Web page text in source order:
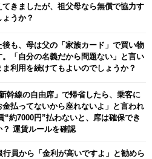
てきましたが、祖父母なら無償で協力す
うか？
後も、母は父の「家族カード」で買い物
。「自分の名義だから問題ない」と言い
ま利用を続けてもよいのでしょうか？
幹線の自由席」で帰省したら、乗客に
金払ってないから座れないよ」と言われ
“約7000円”払わないと、席は確保でき
？ 運賃ルールを確認
行員から「金利が高いですよ」と勧めら